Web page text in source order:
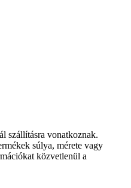
szállításra vonatkoznak.
súlya, mérete vagy
közvetlenül a